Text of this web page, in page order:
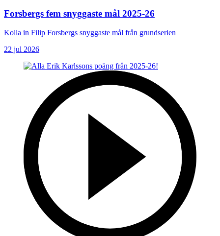
Forsbergs fem snyggaste mål 2025-26
Kolla in Filip Forsbergs snyggaste mål från grundserien
22 jul 2026